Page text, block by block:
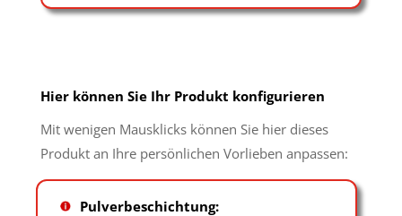
Hier können Sie Ihr Produkt konfigurieren
Mit wenigen Mausklicks können Sie hier dieses
Produkt an Ihre persönlichen Vorlieben anpassen:
Pulverbeschichtung: